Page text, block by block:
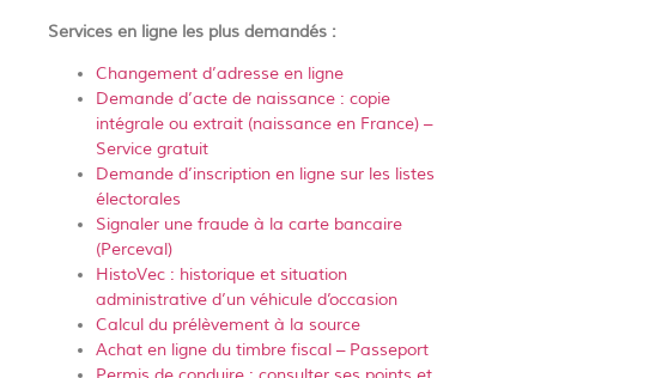
Services en ligne les plus demandés :
Changement d’adresse en ligne
Demande d’acte de naissance : copie
intégrale ou extrait (naissance en France) –
Service gratuit
Demande d’inscription en ligne sur les listes
électorales
Signaler une fraude à la carte bancaire
(Perceval)
HistoVec : historique et situation
administrative d’un véhicule d’occasion
Calcul du prélèvement à la source
Achat en ligne du timbre fiscal – Passeport